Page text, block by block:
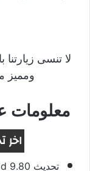
لا تنسى
ومميز
معلومات
اخر
تحديث WhatsApp Gold 9.80.